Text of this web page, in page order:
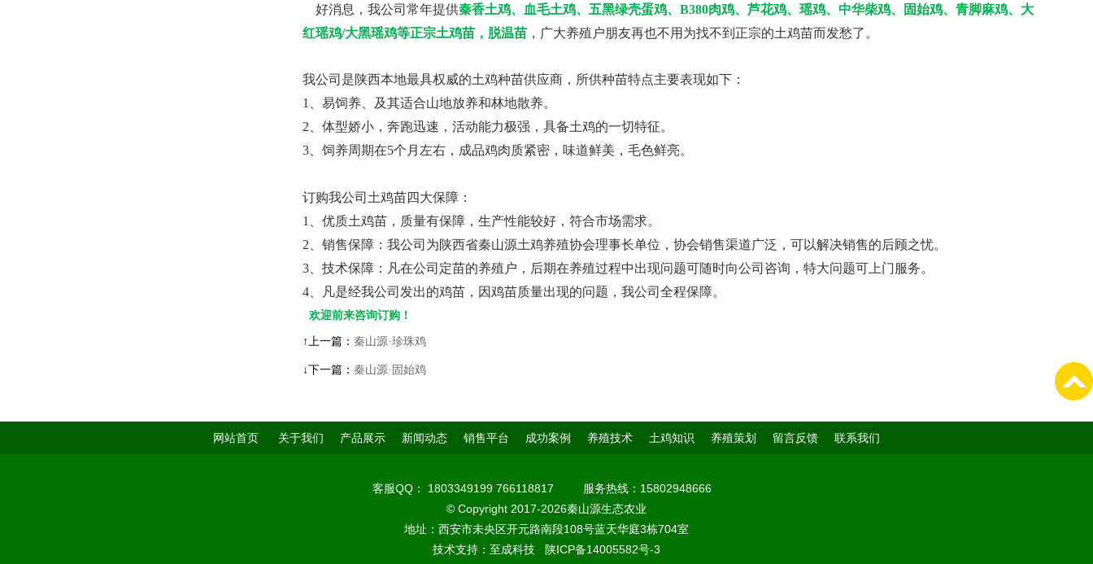
好消息，我公司常年提供秦香土鸡、血毛土鸡、 五黑绿壳蛋鸡、B380肉鸡、芦花鸡、瑶鸡、中华柴鸡、固始鸡、青脚麻鸡、大
红瑶鸡/大黑瑶鸡等正宗土鸡苗，脱温苗 ，广大养殖户朋友再也不用为找不到正宗的土鸡苗而发愁了。
我公司是陕西本地最具权威的土鸡种苗供应商，所供种苗特点主要表现如下：
1、易饲养、及其适合山地放养和林地散养。
2、体型娇小，奔跑迅速，活动能力极强，具备土鸡的一切特征。
3、饲养周期在5个月左右，成品鸡肉质紧密，味道鲜美，毛色鲜亮。
订购我公司土鸡苗四大保障：
1、优质土鸡苗，质量有保障，生产性能较好，符合市场需求。
2、销售保障：我公司为陕西省秦山源土鸡养殖协会理事长单位，协会销售渠道广泛，可以解决销售的后顾之忧。
3、技术保障：凡在公司定苗的养殖户，后期在养殖过程中出现问题可随时向公司咨询，特大问题可上门服务。
4、凡是经我公司发出的鸡苗，因鸡苗质量出现的问题，我公司全程保障。
欢迎前来咨询订购！
↑上一篇： 秦山源·珍珠鸡
↓下一篇： 秦山源·固始鸡
网站首页 关于我们 产品展示 新闻动态 销售平台 成功案例 养殖技术 土鸡知识 养殖策划 留言反馈 联系我们
客服QQ： 1803349199 766118817 服务热线：15802948666
© Copyright 2017-2026秦山源生态农业
地址：西安市未央区开元路南段108号蓝天华庭3栋704室
技术支持： 至成科技 陕ICP备14005582号-3